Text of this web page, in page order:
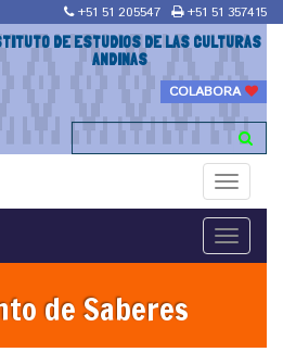
+51 51 205547 +51 51 357415
DE ESTUDIOS DE LAS CULTURAS
ANDINAS
COLABORA
Toggle
Toggle
de Saberes